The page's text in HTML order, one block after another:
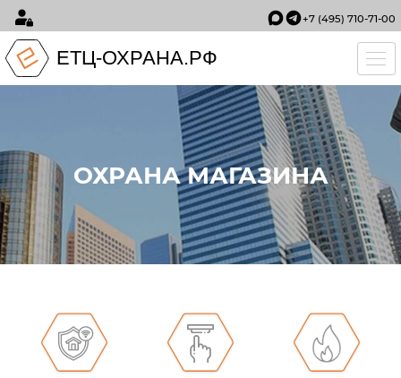
+7 (495) 710-71-00
ЕТЦ-ОХРАНА.РФ
ОХРАНА МАГАЗИНА